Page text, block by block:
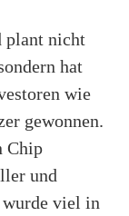
plant nicht
hat
wie
gewonnen.
Chip
und
wurde viel in